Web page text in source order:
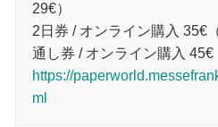
29€）
2日券 / オンライン購入 35€
通し券 / オンライン購入 45€
https://
ml